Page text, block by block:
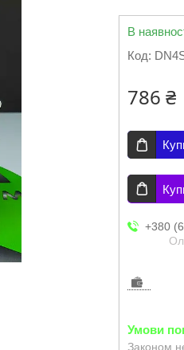
В
Код:
786 ₴
+380
Законом